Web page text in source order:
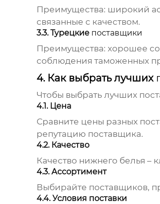
Преимущества: широкий
связанные с качеством.
3.3. Турецкие поставщики
Преимущества: хорошее
соблюдения таможенных
4. Как выбрать лучших
Чтобы выбрать лучших
4.1. Цена
Сравните цены разных
репутацию поставщика.
4.2. Качество
Качество нижнего белья –
4.3. Ассортимент
Выбирайте поставщиков,
4.4. Условия поставки